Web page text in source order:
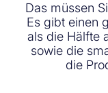
Das müssen
Es gibt einen
als die Hälfte
sowie die
die